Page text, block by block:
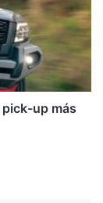
pick-up más